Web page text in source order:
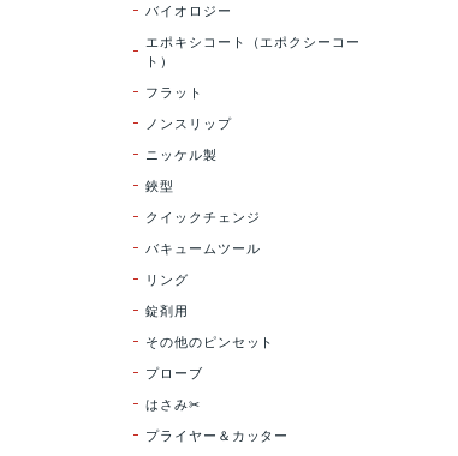
バイオロジー
エポキシコート（エポクシーコー
ト）
フラット
ノンスリップ
ニッケル製
鋏型
クイックチェンジ
バキュームツール
リング
錠剤用
その他のピンセット
プローブ
はさみ✂
プライヤー＆カッター